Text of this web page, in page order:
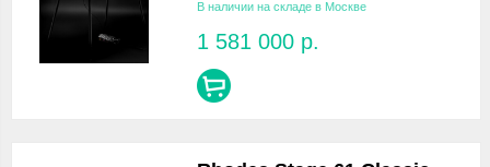
В наличии на складе в Москве
1 581 000 р.